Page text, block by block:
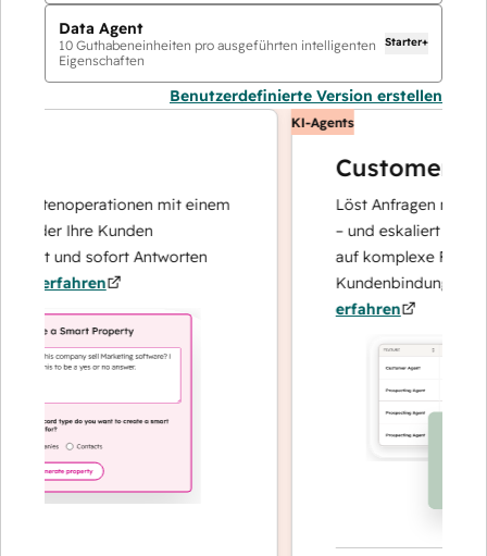
Data Agent
10 Guthabeneinheiten pro ausgeführten intelligenten
Eigenschaften
Starter+
Benutzerdefinierte Version erstellen
mit einem
der Ihre Kunden
und sofort Antworten
erfahren
KI-Agents
Customer
Löst Anfragen mit
– und eskaliert bei
auf komplexe Fälle
Kundenbindung
erfahren